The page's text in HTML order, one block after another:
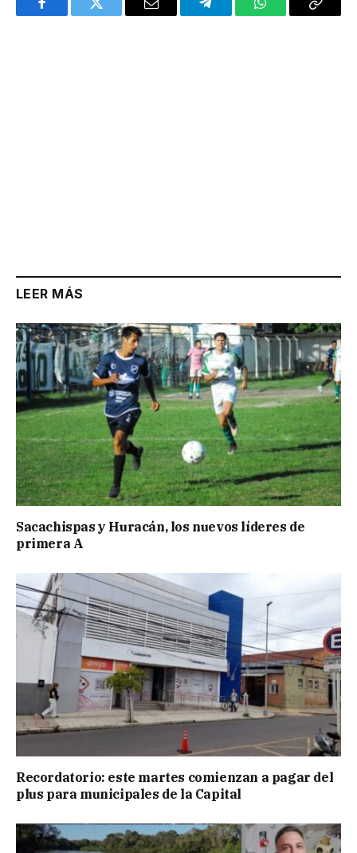
FacebookTwitter Email TelegramWhatsAppCopy
LEER MÁS
Sacachispas y Huracán, los nuevos líderes de
primera A
Recordatorio: este martes comienzan a pagar del
plus para municipales de la Capital